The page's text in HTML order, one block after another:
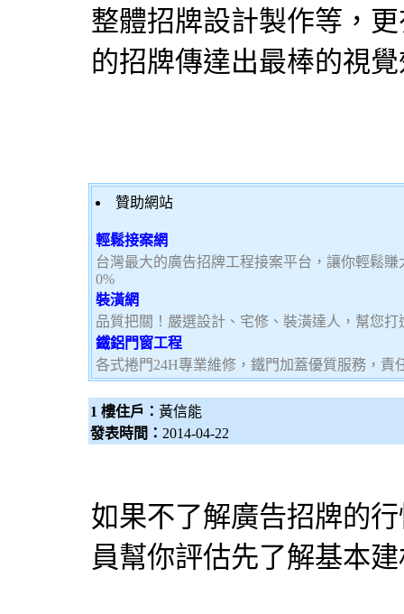
整體招牌設計製作等，
的招牌傳達出最棒的視
贊助網站
輕鬆接案網
台灣最大的廣告招牌工程接案平台，讓你輕鬆
0%
裝潢網
品質把關！嚴選設計、宅修、裝潢達人，幫您
鐵鋁門窗工程
各式捲門24H專業維修，鐵門加蓋優質服務，責
1 樓住戶： 黃信能
發表時間： 2014-04-22
如果不了解廣告招牌的
員幫你評估先了解基本